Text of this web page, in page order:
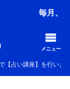
毎月、多くの
メニュー
【占い講座】を行いま